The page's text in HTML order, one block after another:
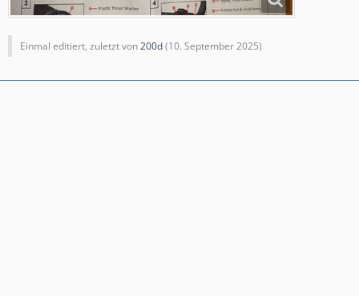
Einmal editiert, zuletzt von200d(10. September 2025)